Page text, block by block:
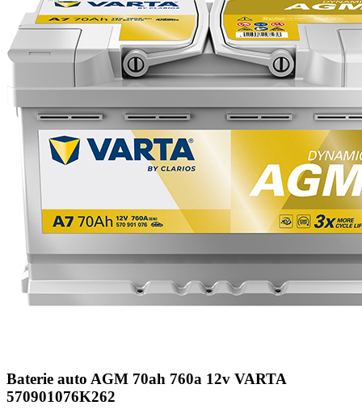
Baterie auto AGM 70ah 760a 12v VARTA
570901076K262